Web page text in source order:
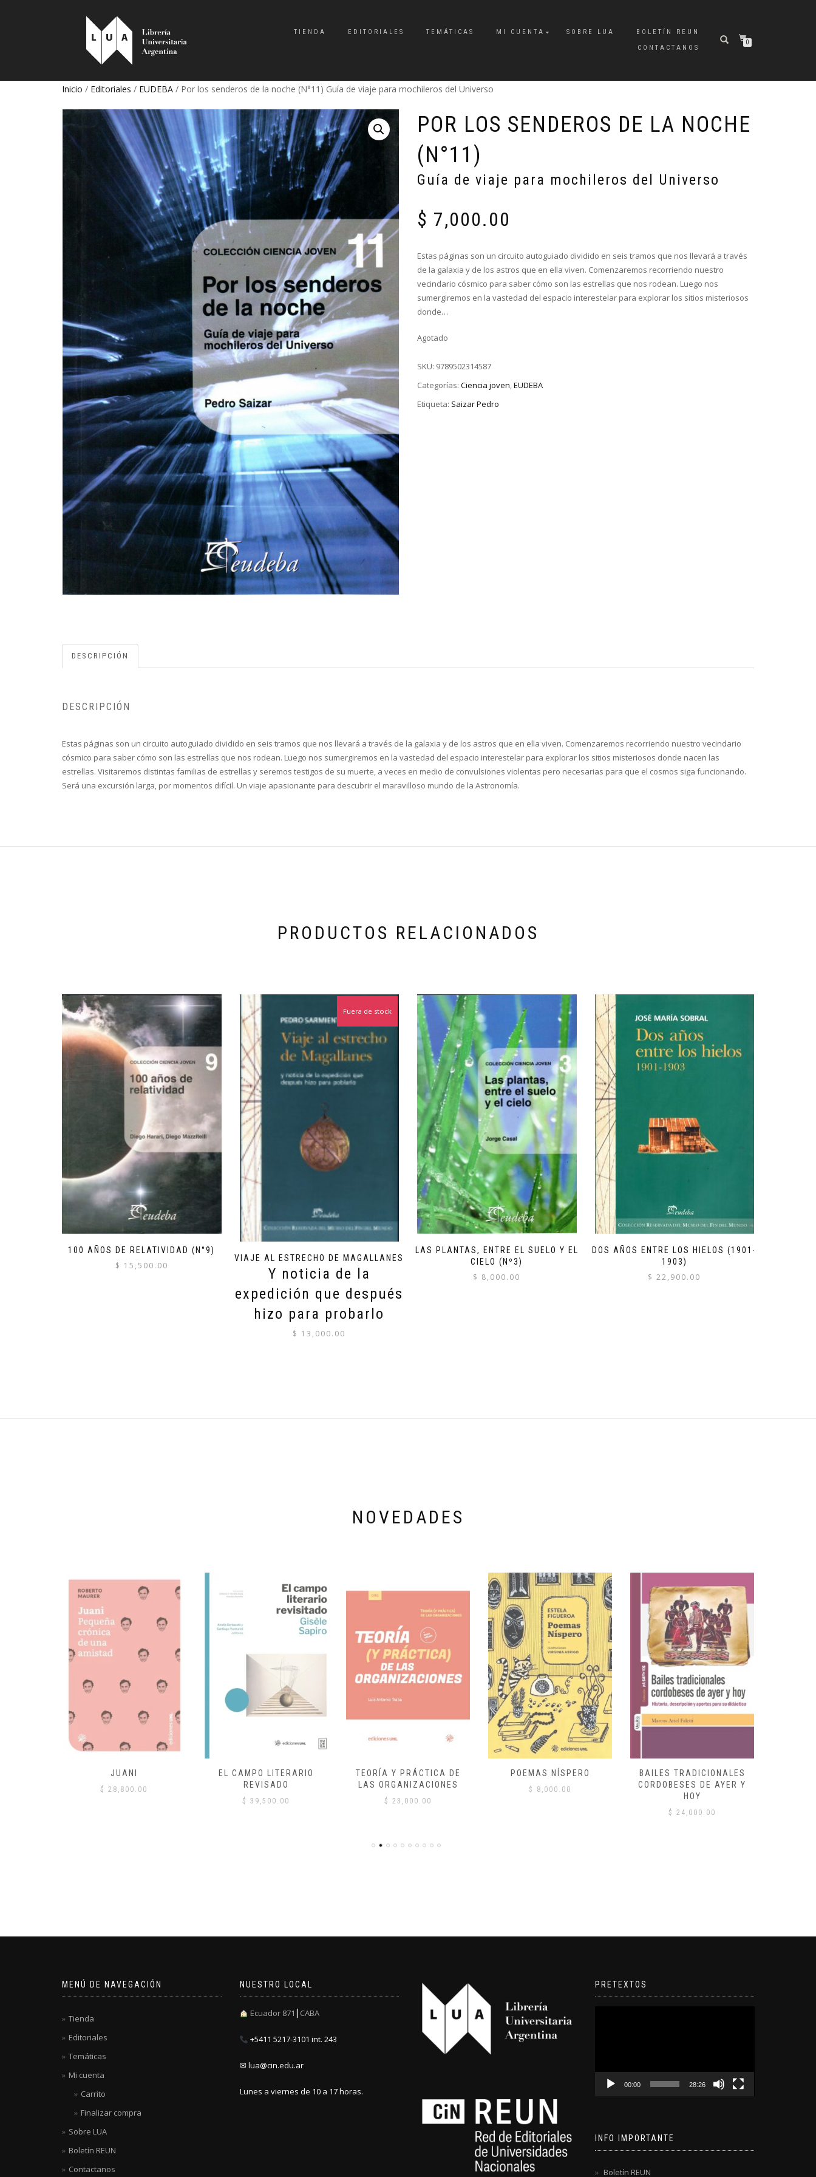
TIENDA EDITORIALES TEMÁTICAS MI CUENTA SOBRE LUA
BOLETÍN REUN
CONTACTANOS
0
Inicio / Editoriales / EUDEBA / Por los senderos de la noche (N°11) Guía de viaje para mochileros del Universo
POR LOS SENDEROS DE LA NOCHE
(N°11)
Guía de viaje para mochileros del Universo
$ 7,000.00
Estas páginas son un circuito autoguiado dividido en seis tramos que nos llevará a través
de la galaxia y de los astros que en ella viven. Comenzaremos recorriendo nuestro
vecindario cósmico para saber cómo son las estrellas que nos rodean. Luego nos
sumergiremos en la vastedad del espacio interestelar para explorar los sitios misteriosos
donde…
Agotado
SKU: 9789502314587
Categorías: Ciencia joven,EUDEBA
Etiqueta: Saizar Pedro
DESCRIPCIÓN
DESCRIPCIÓN
Estas páginas son un circuito autoguiado dividido en seis tramos que nos llevará a través de la galaxia y de los astros que en ella viven. Comenzaremos recorriendo nuestro vecindario
cósmico para saber cómo son las estrellas que nos rodean. Luego nos sumergiremos en la vastedad del espacio interestelar para explorar los sitios misteriosos donde nacen las
estrellas. Visitaremos distintas familias de estrellas y seremos testigos de su muerte, a veces en medio de convulsiones violentas pero necesarias para que el cosmos siga funcionando.
Será una excursión larga, por momentos difícil. Un viaje apasionante para descubrir el maravilloso mundo de la Astronomía.
PRODUCTOS RELACIONADOS
100 AÑOS DE RELATIVIDAD (N°9)
$ 15,500.00
VIAJE AL ESTRECHO DE MAGALLANES
Y noticia de la
expedición que después
hizo para probarlo
$ 13,000.00
Fuera de stock
LAS PLANTAS, ENTRE EL SUELO Y EL
CIELO (Nº3)
$ 8,000.00
DOS AÑOS ENTRE LOS HIELOS (1901-
1903)
$ 22,900.00
NOVEDADES
JUANI
$ 28,800.00
EL CAMPO LITERARIO
REVISADO
$ 39,500.00
TEORÍA Y PRÁCTICA DE
LAS ORGANIZACIONES
$ 23,000.00
POEMAS NÍSPERO
$ 8,000.00
BAILES TRADICIONALES
CORDOBESES DE AYER Y
HOY
$ 24,000.00
MENÚ DE NAVEGACIÓN
Tienda
Editoriales
Temáticas
Mi cuenta
Carrito
Finalizar compra
Sobre LUA
Boletín REUN
Contactanos
NUESTRO LOCAL
Ecuador 871┃CABA
+5411 5217-3101 int. 243
✉ lua@cin.edu.ar
Lunes a viernes de 10 a 17 horas.
PRETEXTOS
00:00 28:26
INFO IMPORTANTE
Boletín REUN